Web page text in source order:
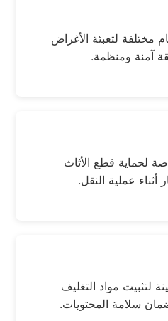
مختلفة لتعبئة الأغراض
آمنة ومنظمة.
لحماية قطع الأثاث
أثناء عملية النقل.
لتثبيت مواد التغليف
سلامة المحتويات.